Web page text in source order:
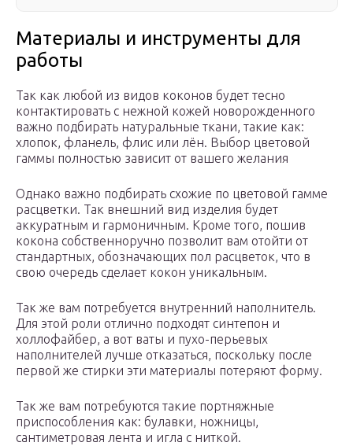
Материалы и инструменты для
работы
Так как любой из видов коконов будет тесно
контактировать с нежной кожей новорожденного
важно подбирать натуральные ткани, такие как:
хлопок, фланель, флис или лён. Выбор цветовой
гаммы полностью зависит от вашего желания
Однако важно подбирать схожие по цветовой гамме
расцветки. Так внешний вид изделия будет
аккуратным и гармоничным. Кроме того, пошив
кокона собственноручно позволит вам отойти от
стандартных, обозначающих пол расцветок, что в
свою очередь сделает кокон уникальным.
Так же вам потребуется внутренний наполнитель.
Для этой роли отлично подходят синтепон и
холлофайбер, а вот ваты и пухо-перьевых
наполнителей лучше отказаться, поскольку после
первой же стирки эти материалы потеряют форму.
Так же вам потребуются такие портняжные
приспособления как: булавки, ножницы,
сантиметровая лента и игла с ниткой.